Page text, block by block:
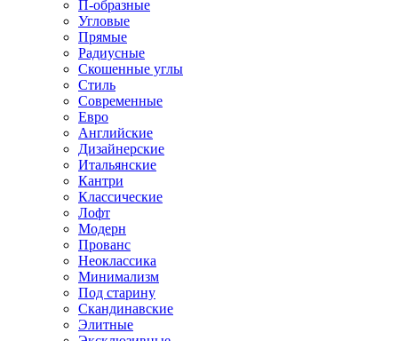
П-образные
Угловые
Прямые
Радиусные
Скошенные углы
Стиль
Современные
Евро
Английские
Дизайнерские
Итальянские
Кантри
Классические
Лофт
Модерн
Прованс
Неоклассика
Минимализм
Под старину
Скандинавские
Элитные